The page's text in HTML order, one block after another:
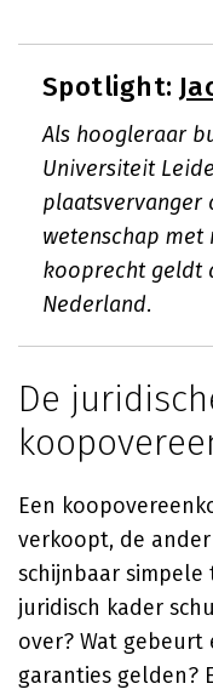
Spotlight:
Als hoogleraar
Universiteit
plaatsvervanger
wetenschap
kooprecht geldt
Nederland.
De
Een
verkoopt, de
schijnbaar
juridisch kader
over? Wat gebeurt
garanties gelden?